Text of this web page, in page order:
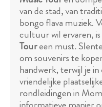
van de stad, van
bongo flava muziek.
cultuur wil ervaren,
Toureen must.
om souvenirs te
handwerk, terwijl je
vriendelijke
rondleidingen in